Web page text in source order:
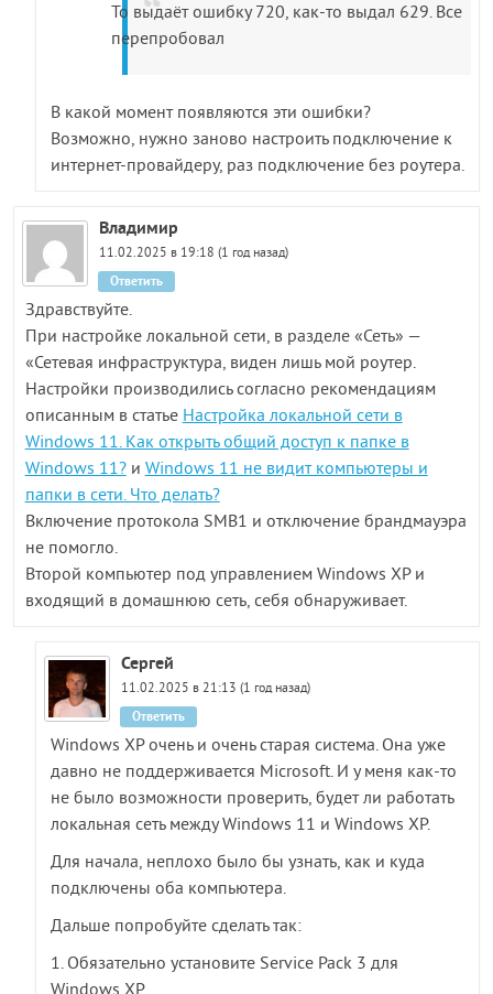
То выдаёт ошибку 720, как-то выдал 629. Все
перепробовал
В какой момент появляются эти ошибки?
Возможно, нужно заново настроить подключение к
интернет-провайдеру, раз подключение без роутера.
Владимир
11.02.2025 в 19:18 (1 год назад)
Здравствуйте.
При настройке локальной сети, в разделе «Сеть» —
«Сетевая инфраструктура, виден лишь мой роутер.
Настройки производились согласно рекомендациям
описанным в статье Настройка локальной сети в
Windows 11. Как открыть общий доступ к папке в
Windows 11?и Windows 11 не видит компьютеры и
папки в сети. Что делать?
Включение протокола SMB1 и отключение брандмауэра
не помогло.
Второй компьютер под управлением Windows XP и
входящий в домашнюю сеть, себя обнаруживает.
Ответить
Сергей
11.02.2025 в 21:13 (1 год назад)
Windows XP очень и очень старая система. Она уже
давно не поддерживается Microsoft. И у меня как-то
не было возможности проверить, будет ли работать
локальная сеть между Windows 11 и Windows XP.
Для начала, неплохо было бы узнать, как и куда
подключены оба компьютера.
Дальше попробуйте сделать так:
1. Обязательно установите Service Pack 3 для
Ответить